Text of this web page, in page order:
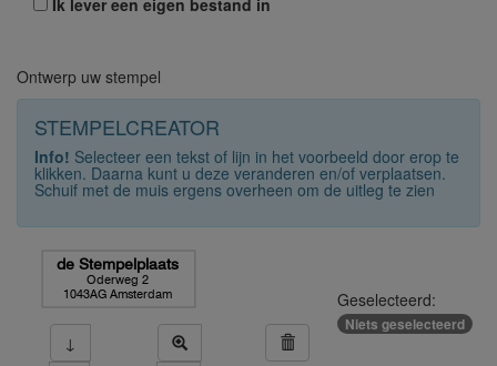
Ik lever een eigen bestand in
Ontwerp uw stempel
STEMPELCREATOR
Info! Selecteer een tekst of lijn in het voorbeeld door erop te
klikken. Daarna kunt u deze veranderen en/of verplaatsen.
Schuif met de muis ergens overheen om de uitleg te zien
de Stempelplaats
Oderweg 2
1043AG Amsterdam
↓
Geselecteerd:
Niets geselecteerd